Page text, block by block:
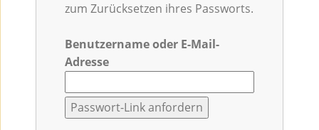
zum Zurücksetzen ihres Passworts.
Benutzername oder E-Mail-
Adresse